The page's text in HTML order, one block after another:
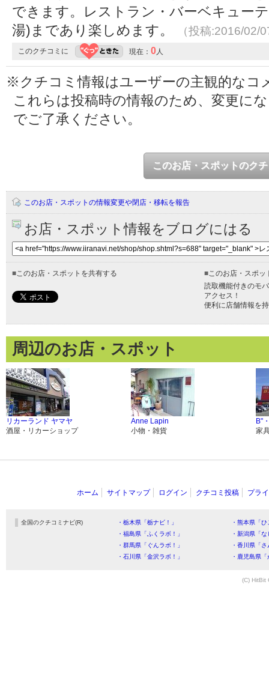
できます。レストラン・バーベキュー
湯)まであり楽しめます。
（投稿:2016/
このクチコミに 現在： 0人
※クチコミ情報はユーザーの主観的なコ
これらは投稿時の情報のため、変更に
でご了承ください。
このお店・スポットのク
このお店・スポットの情報変更や閉店・移転を報告
お店・スポット情報をブログにはる
■このお店・スポットを共有する ■このお店・スポッ
読取機能付きのモ
アクセス！
便利に店舗情報を
周辺のお店・スポット
リカーランド ヤマヤ
酒屋・リカーショップ
Anne Lapin
小物・雑貨
B"
家
ホーム サイトマップ ログイン クチコミ投稿 プラ
全国のクチコミナビ(R) ・栃木県「栃ナビ！」
・熊本県「
・福島県「ふくラボ！」
・新潟県「
・群馬県「ぐんラボ！」
・香川県「
・石川県「金沢ラボ！」
・鹿児島県
(C) HitBit